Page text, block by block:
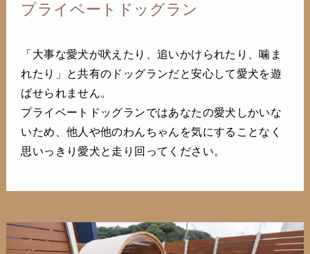
プライベートドッグラン
「大事な愛犬が吠えたり、追いかけられたり、噛ま
れたり」と共有のドッグランだと安心して愛犬を遊
ばせられません。
プライベートドッグランではあなたの愛犬しかいな
いため、他人や他のわんちゃんを気にすることなく
思いっきり愛犬と走り回ってください。